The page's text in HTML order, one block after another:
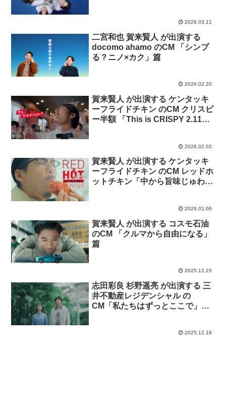
2026.03.11
二宮和也 賀来賢人 が出演する
docomo ahamo のCM 「シンプ
る？ニノ×カク」篇
2026.02.20
賀来賢人 が出演する ケンタッキ
ーフライドチキン のCM クリスピ
ー半額 「This is CRISPY 2.11ま
2026.02.02
賀来賢人 が出演する ケンタッキ
ーフライドチキン のCM レッドホ
ットチキン「中から旨味じゅわじ
2026.01.06
賀来賢人 が出演する コスモ石油
のCM 「クルマから自由になる」
篇
2025.12.23
志田彩良 杉野遥亮 が出演する 三
井不動産レジデンシャル の
CM「私たちはずっとここで」
2025.12.18